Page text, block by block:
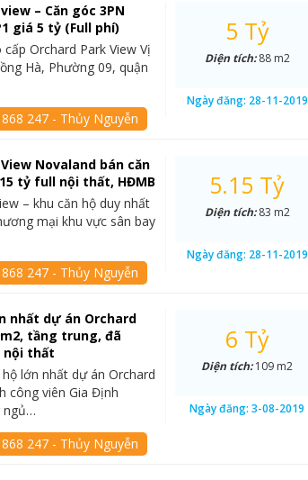
– Căn góc 3PN
giá 5 tỷ (Full phí)
Orchard Park View Vị
Hà, Phường 09, quận
247 - Thủy Nguyễn
5 Tỷ
Diện tích:88 m2
Ngày đăng: 28-11-2019
Novaland bán căn
tỷ full nội thất, HĐMB
– khu căn hộ duy nhất
mại khu vực sân bay
247 - Thủy Nguyễn
5.15 Tỷ
Diện tích:83 m2
Ngày đăng: 28-11-2019
nhất dự án Orchard
tầng trung, đã
nội thất
lớn nhất dự án Orchard
công viên Gia Định
ngủ…
247 - Thủy Nguyễn
6 Tỷ
Diện tích:109 m2
Ngày đăng:3-08-2019